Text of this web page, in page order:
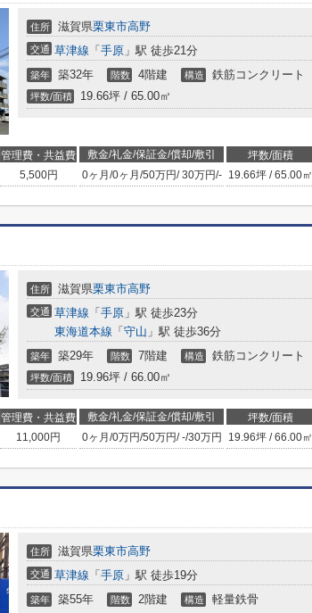
住所 滋賀県栗東市高野
交通 草津線 「 手原 」駅 徒歩21分
築年 築32年 階数 4階建 構造 鉄筋コンクリート
坪数/面積 19.66坪 / 65.00㎡
管理費・共益費 敷金/礼金/保証金/償却/敷引 坪数/面積
5,500円 0ヶ月 /0ヶ月 /50万円/30万円/- 19.66坪 / 65.00㎡
住所 滋賀県栗東市高野
交通 草津線 「 手原 」駅 徒歩23分
東海道本線 「 守山 」駅 徒歩36分
築年 築29年 階数 7階建 構造 鉄筋コンクリート
坪数/面積 19.96坪 / 66.00㎡
管理費・共益費 敷金/礼金/保証金/償却/敷引 坪数/面積
11,000円 0ヶ月 /0万円/50万円/-/30万円 19.96坪 / 66.00㎡
住所 滋賀県栗東市高野
交通 草津線 「 手原 」駅 徒歩19分
築年 築55年 階数 2階建 構造 軽量鉄骨